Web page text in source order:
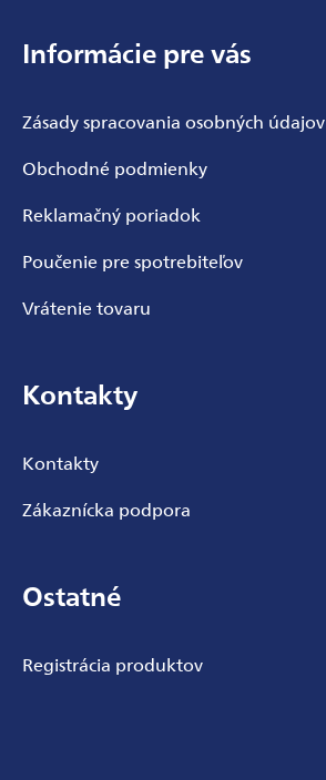
Informácie pre vás
Zásady spracovania osobných údajov
Obchodné podmienky
Reklamačný poriadok
Poučenie pre spotrebiteľov
Vrátenie tovaru
Kontakty
Kontakty
Zákaznícka podpora
Ostatné
Registrácia produktov